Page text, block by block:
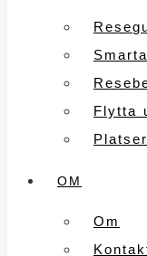
Flytta
OM
Om